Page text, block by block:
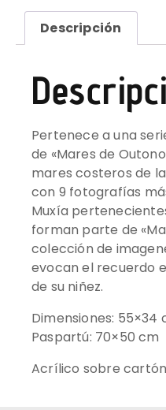
Descripción
Pertenece a una
de «Mares de
mares costeros de
con 9 fotografías
Muxía
forman parte de
colección de
evocan el recuerdo
de su niñez.
Dimensiones: 55×34
Paspartú: 70×50 cm
Acrílico sobre cartón